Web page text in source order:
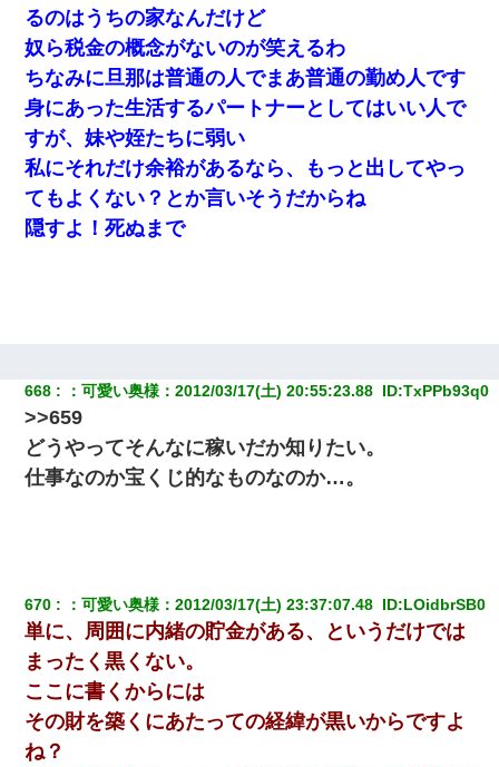
ワイ144kg彼女98kgデブカップル、1年間毎日行為しまくった結
果
32歳ワイ、34歳の可愛い女と付き合うも現実を知ってしまい無事
死亡・・・
彼女との行為を録画した結果→衝撃の事実が判明したｗｗｗｗｗ
ｗ
るのはうちの家なんだけど
奴ら税金の概念がないのが笑えるわ
ちなみに旦那は普通の人でまあ普通の勤め人です
身にあった生活するパートナーとしてはいい人で
すが、妹や姪たちに弱い
私にそれだけ余裕があるなら、もっと出してやっ
てもよくない？とか言いそうだからね
隠すよ！死ぬまで
668 ：可愛い奥様 ：2012/03/17(土) 20:55:23.88 ID:TxPPb93q0
>>659
どうやってそんなに稼いだか知りたい。
仕事なのか宝くじ的なものなのか…。
670 ：可愛い奥様 ：2012/03/17(土) 23:37:07.48 ID:LOidbrSB0
単に、周囲に内緒の貯金がある、というだけでは
まったく黒くない。
ここに書くからには
その財を築くにあたっての経緯が黒いからですよ
ね？